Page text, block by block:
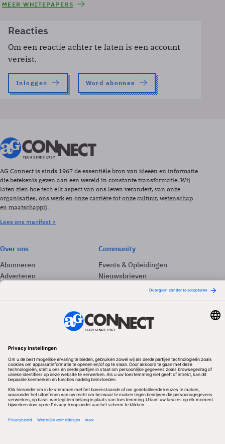
MEER WHITEPAPERS
Reacties
Om een reactie achter te laten is een account
vereist.
Inloggen Word abonnee
AG Connect is sinds 1967 de essentiële bron van ideeën en informatie
die betekenis geven aan een wereld in constante transformatie. Wij
laten zien hoe tech elk aspect van ons leven verandert, van onze
organisaties, ons werk en onze carrière tot onze cultuur, wetenschap
en maatschappij.
Lees ons manifest >
Over ons
Abonneren
Adverteren
Community
Events & Opleidingen
Nieuwsbrieven
Redactionele partner